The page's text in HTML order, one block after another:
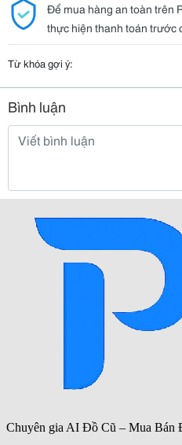
Để mua hàng an toàn trên
thực hiện thanh toán trước
Từ khóa gợi ý:
Bình luận